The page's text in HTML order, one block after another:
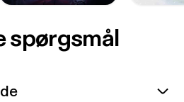
spørgsmål